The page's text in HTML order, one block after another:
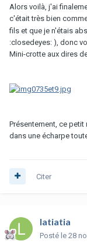
Alors voilà, j'ai
c'était très bien
fils et que je n'étais
:closedeyes: ), donc
Mini-crotte aux dires
Présentement, ce
dans une écharpe
Citer
latiatia
Posté le 28